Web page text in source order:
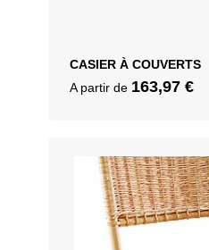
CASIER À COUVERTS
A partir de 163,97 €